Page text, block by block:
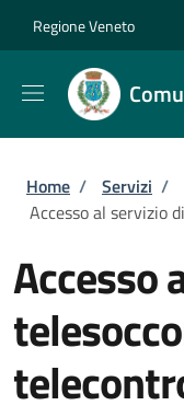
Regione Veneto
Briciole di
Home / Servizi /
Accesso al servizio
Accesso